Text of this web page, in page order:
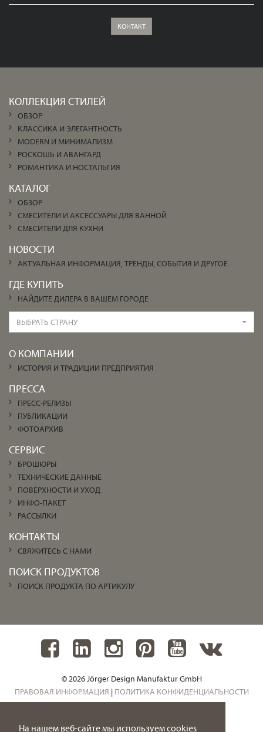
На нашем веб-сайте мы используем cookies
КОНТАКТ
КОЛЛЕКЦИЯ СТИЛЕЙ
ОБЗОР
КЛАССИКА И ЭЛЕГАНТНОСТЬ
MODERN И МИНИМАЛИЗМ
РОСКОШЬ И АВАНГАРД
РОМАНТИКА И НОСТАЛЬГИЯ
КАТАЛОГ
ОБЗОР
СМЕСИТЕЛИ И АКСЕССУАРЫ ДЛЯ ВАННОЙ
СМЕСИТЕЛИ ДЛЯ КУХНИ
НОВОСТИ
АКТУАЛЬНАЯ ИНФОРМАЦИЯ, ТРЕНДЫ, СОБЫТИЯ И ДРУГОЕ
ГДЕ КУПИТЬ
НАЙДИТЕ ДИЛЕРА В ВАШЕМ ГОРОДЕ
ВЫБРАТЬ СТРАНУ
О КОМПАНИИ
ИСТОРИЯ И ТРАДИЦИИ ПРЕДПРИЯТИЯ
ПРЕССА
ПРЕСС-РЕЛИЗЫ
ПУБЛИКАЦИИ
ФОТОАРХИВ
СЕРВИС
БРОШЮРЫ
ТЕХНИЧЕСКИЕ ДАННЫЕ
ПОВЕРХНОСТИ И УХОД
ИНФО-ПАКЕТ
РАССЫЛКИ
КОНТАКТЫ
СВЯЖИТЕСЬ С НАМИ
ПОИСК ПРОДУКТОВ
ПОИСК ПРОДУКТА ПО АРТИКУЛУ
© 2026 Jörger Design Manufaktur GmbH
ПРАВОВАЯ ИНФОРМАЦИЯ | ПОЛИТИКА КОНФИДЕНЦИАЛЬНОСТИ